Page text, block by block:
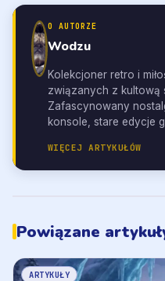
O AUTORZE
Wodzu
Kolekcjoner retro i
związanych z kultową
Zafascynowany
konsole, stare edycje
WIĘCEJ ARTYKUŁÓW
Powiązane
ARTYKUŁY